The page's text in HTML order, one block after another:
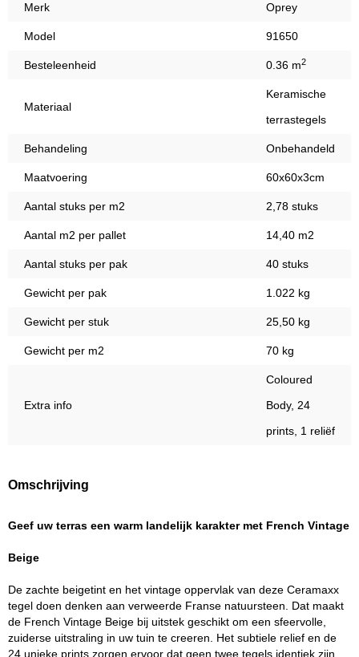
Merk Oprey
Model 91650
Besteleenheid 0.36 m2
Materiaal
Keramische
terrastegels
Behandeling Onbehandeld
Maatvoering 60x60x3cm
Aantal stuks per m2 2,78 stuks
Aantal m2 per pallet 14,40 m2
Aantal stuks per pak 40 stuks
Gewicht per pak 1.022 kg
Gewicht per stuk 25,50 kg
Gewicht per m2 70 kg
Extra info
Coloured
Body, 24
prints, 1 reliëf
Omschrijving
Geef uw terras een warm landelijk karakter met French Vintage
Beige
De zachte beigetint en het vintage oppervlak van deze Ceramaxx
tegel doen denken aan verweerde Franse natuursteen. Dat maakt
de French Vintage Beige bij uitstek geschikt om een sfeervolle,
zuiderse uitstraling in uw tuin te creeren. Het subtiele relief en de
24 unieke prints zorgen ervoor dat geen twee tegels identiek zijn,